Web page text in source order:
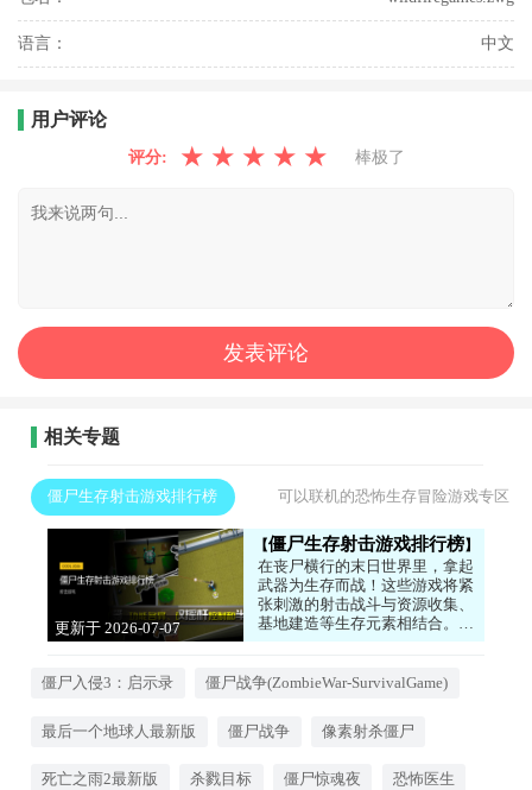
语言： 中文
用户评论
评分: ★ ★ ★ ★ ★ 棒极了
相关专题
僵尸生存射击游戏排行榜 可以联机的恐怖生存冒险游戏专区
更新于 2026-07-07
僵尸生存射击游戏排行榜
在丧尸横行的末日世界里，拿起
武器为生存而战！这些游戏将紧
张刺激的射击战斗与资源收集、
基地建造等生存元素相结合。你
需要一边对抗蜂拥而至的僵尸
活下去。阴暗的氛围、压迫感十
存挑战了吗？
僵尸入侵3：启示录 僵尸战争(ZombieWar-SurvivalGame)
最后一个地球人最新版 僵尸战争 像素射杀僵尸
死亡之雨2最新版 杀戮目标 僵尸惊魂夜 恐怖医生